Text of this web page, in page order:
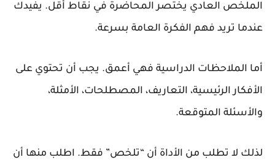
الملخص العادي يختصر المحاضرة في نقاط أقل. يفيدك
عندما تريد فهم الفكرة العامة بسرعة.
أما الملاحظات الدراسية فهي أعمق. يجب أن تحتوي على
الأفكار الرئيسية، التعاريف، المصطلحات، الأمثلة،
والأسئلة المتوقعة.
لذلك لا تطلب من الأداة أن “تلخص” فقط. اطلب منها أن